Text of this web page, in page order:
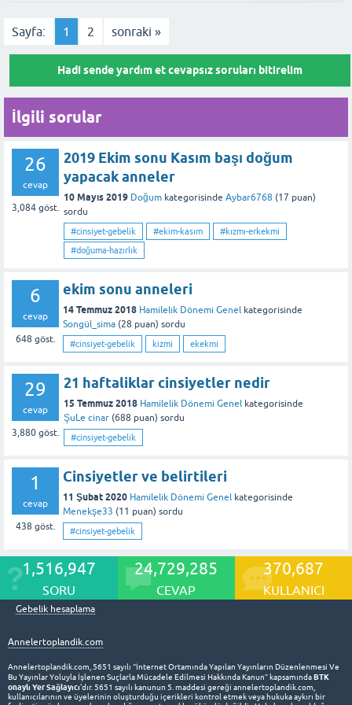
Bu yanıt faydalı oldu mu?
almalıdır. Hazırlıklı olmak, doğum anında oluşabilecek stresi
azaltmaya yardımcı olur.
Bu yanıt faydalı oldu mu?
Sayfa: 1 2 sonraki »
Hadi sende yardım et cevapsız soruları bitirelim
İlgili sorular
26
cevap
3,084 göst.
2019 Ekim sonu Kasım başı doğum
yapacak anneler
10 Mayıs 2019 Doğum kategorisinde Aybar6768 (17 puan)
sordu
#cinsiyet-gebelik #ekim-kasım
#kızmı-erkekmi
#doğuma-hazırlık
6
cevap
648 göst.
ekim sonu anneleri
14 Temmuz 2018 Hamilelik Dönemi Genel kategorisinde
Songül_sima (28 puan) sordu
#cinsiyet-gebelik kizmi ekekmi
29
cevap
3,880 göst.
21 haftaliklar cinsiyetler nedir
15 Temmuz 2018 Hamilelik Dönemi Genel kategorisinde
ŞuLe cinar (688 puan) sordu
#cinsiyet-gebelik
1
cevap
438 göst.
Cinsiyetler ve belirtileri
11 Şubat 2020 Hamilelik Dönemi Genel kategorisinde
Menekşe33 (11 puan) sordu
#cinsiyet-gebelik
1,516,947
SORU
24,729,285
CEVAP
370,687
KULLANICI
Gebelik hesaplama
Annelertoplandik.com
Annelertoplandik.com, 5651 sayılı “İnternet Ortamında Yapılan Yayınların Düzenlenmesi Ve
Bu Yayınlar Yoluyla İşlenen Suçlarla Mücadele Edilmesi Hakkında Kanun” kapsamındaBTK
onaylı Yer Sağlayıcı'dır. 5651 sayılı kanunun 5. maddesi gereği annelertoplandik.com,
kullanıcılarının ve üyelerinin oluşturduğu içerikleri kontrol etmek veya hukuka aykırı bir